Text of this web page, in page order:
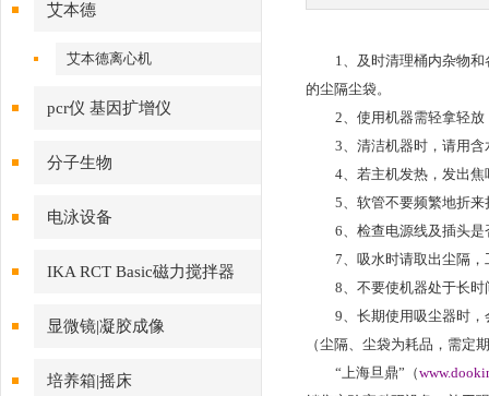
艾本德
艾本德离心机
pcr仪 基因扩增仪
分子生物
电泳设备
IKA RCT Basic磁力搅拌器
显微镜|凝胶成像
培养箱|摇床
1、及时清理桶内杂物
的尘隔尘袋。
2、使用机器需轻拿轻
3、清洁机器时，请用
4、若主机发热，发出
5、软管不要频繁地折
6、检查电源线及插头
7、吸水时请取出尘隔
8、不要使机器处于长
9、长期使用吸尘器时
（尘隔、尘袋为耗品，需
“上海旦鼎”（